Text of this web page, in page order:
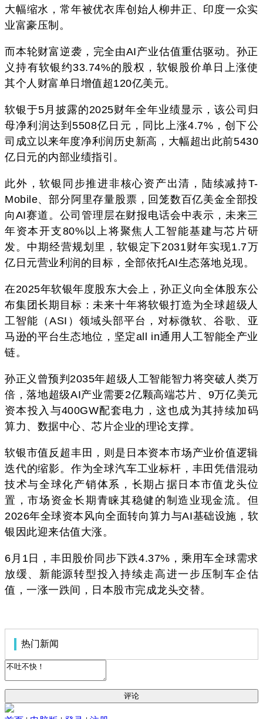
大幅缩水，常年被优衣库创始人柳井正、印度一众实
业富豪压制。
而本轮财富逆袭，完全由AI产业估值重估驱动。孙正
义持有软银约33.74%的股权，软银股价单日上涨使
其个人财富单日增值超120亿美元。
软银于5月披露的2025财年全年业绩显示，该公司归
母净利润达到5508亿日元，同比上涨4.7%，创下公
司成立以来年度净利润历史新高，大幅超出此前5430
亿日元的内部业绩指引。
此外，软银同步推进非核心资产出清，陆续减持T-
Mobile、部分阿里存量股票，回笼数百亿美金全部投
向AI赛道。公司管理层在财报电话会中表示，未来三
年资本开支80%以上将聚焦人工智能基建与芯片研
发。中期经营规划里，软银定下2031财年实现1.7万
亿日元营业利润的目标，全部依托AI生态落地兑现。
在2025年软银年度股东大会上，孙正义向全体股东公
布集团长期目标：未来十年将软银打造为全球超级人
工智能（ASI）领域头部平台，对标微软、谷歌、亚
马逊的平台生态地位，坚定all in通用人工智能全产业
链。
孙正义曾预判2035年超级人工智能智力将突破人类万
倍，落地超级AI产业需要2亿颗高端芯片、9万亿美元
资本投入与400GW配套电力，这也成为其持续加码
算力、数据中心、芯片企业的理论支撑。
软银市值反超丰田，则是日本资本市场产业价值逻辑
迭代的缩影。作为全球汽车工业标杆，丰田凭借混动
技术与全球化产销体系，长期占据日本市值龙头位
置，市场资金长期青睐其稳健的制造业现金流。但
2026年全球资本风向全面转向算力与AI基础设施，软
银因此迎来估值大涨。
6月1日，丰田股价同步下跌4.37%，乘用车全球需求
放缓、新能源转型投入持续走高进一步压制车企估
值，一涨一跌间，日本股市完成龙头交替。
热门新闻
评论